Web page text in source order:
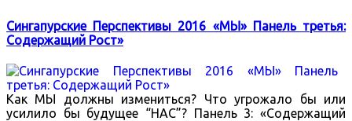
Сингапурские Перспективы 2016 «МЫ» Панель третья:
Содержащий Рост»
Как МЫ должны измениться? Что угрожало бы или
усилило бы будущее “НАС”? Панель 3: «Содержащий